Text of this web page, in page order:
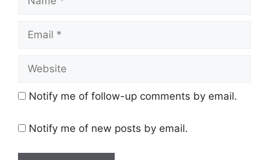
Email
Website
Notify me of follow-up comments by email.
Notify me of new posts by email.